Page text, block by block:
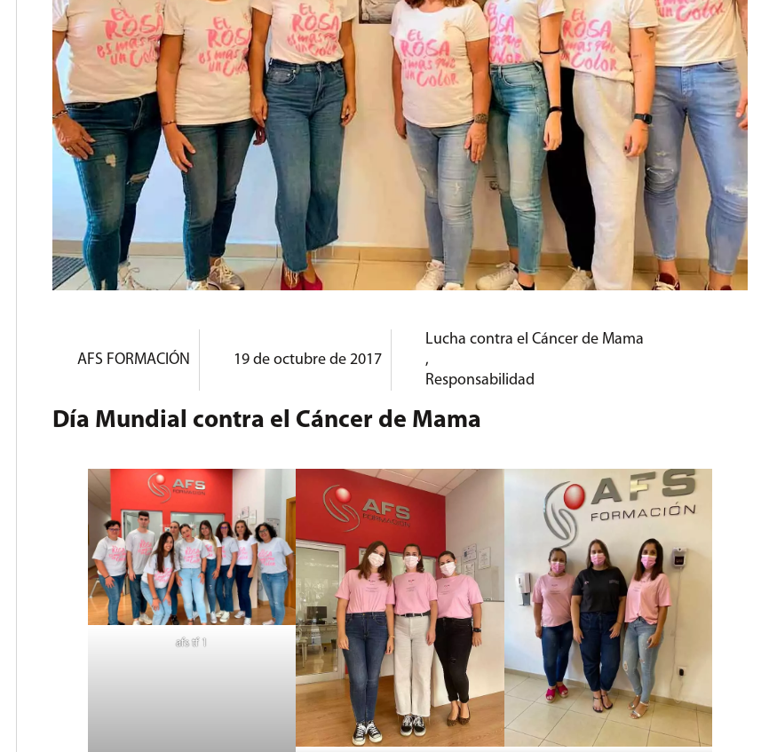
AFS FORMACIÓN 19 de octubre de 2017
Lucha contra el Cáncer de Mama
,
Responsabilidad
Día Mundial contra el Cáncer de Mama
afs tf 1